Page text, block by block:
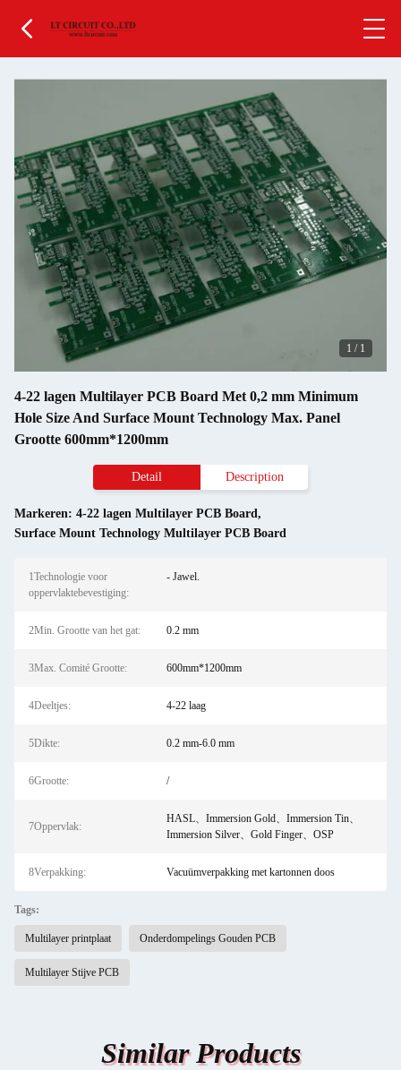
1 / 1
4-22 lagen Multilayer PCB Board Met 0,2 mm Minimum
Hole Size And Surface Mount Technology Max. Panel
Grootte 600mm*1200mm
Detail Description
Markeren: 4-22 lagen Multilayer PCB Board,
Surface Mount Technology Multilayer PCB Board
1Technologie voor
oppervlaktebevestiging:
- Jawel.
2Min. Grootte van het gat: 0.2 mm
3Max. Comité Grootte: 600mm*1200mm
4Deeltjes: 4-22 laag
5Dikte: 0.2 mm-6.0 mm
6Grootte: /
7Oppervlak:
HASL、Immersion Gold、Immersion Tin、
Immersion Silver、Gold Finger、OSP
8Verpakking: Vacuümverpakking met kartonnen doos
Tags:
Multilayer printplaat Onderdompelings Gouden PCB
Multilayer Stijve PCB
Similar Products